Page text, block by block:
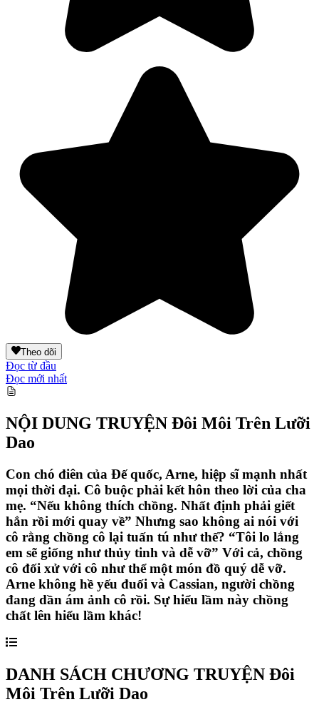
Theo dõi
Đọc từ đầu
Đọc mới nhất
NỘI DUNG TRUYỆN Đôi Môi Trên Lưỡi
Dao
Con chó điên của Đế quốc, Arne, hiệp sĩ mạnh nhất
mọi thời đại. Cô buộc phải kết hôn theo lời của cha
mẹ. “Nếu không thích chồng. Nhất định phải giết
hắn rồi mới quay về” Nhưng sao không ai nói với
cô rằng chồng cô lại tuấn tú như thế? “Tôi lo lắng
em sẽ giống như thủy tinh và dễ vỡ” Với cả, chồng
cô đối xử với cô như thể một món đồ quý dễ vỡ.
Arne không hề yếu đuối và Cassian, người chồng
đang dần ám ảnh cô rồi. Sự hiểu lầm này chồng
chất lên hiểu lầm khác!
DANH SÁCH CHƯƠNG TRUYỆN Đôi
Môi Trên Lưỡi Dao